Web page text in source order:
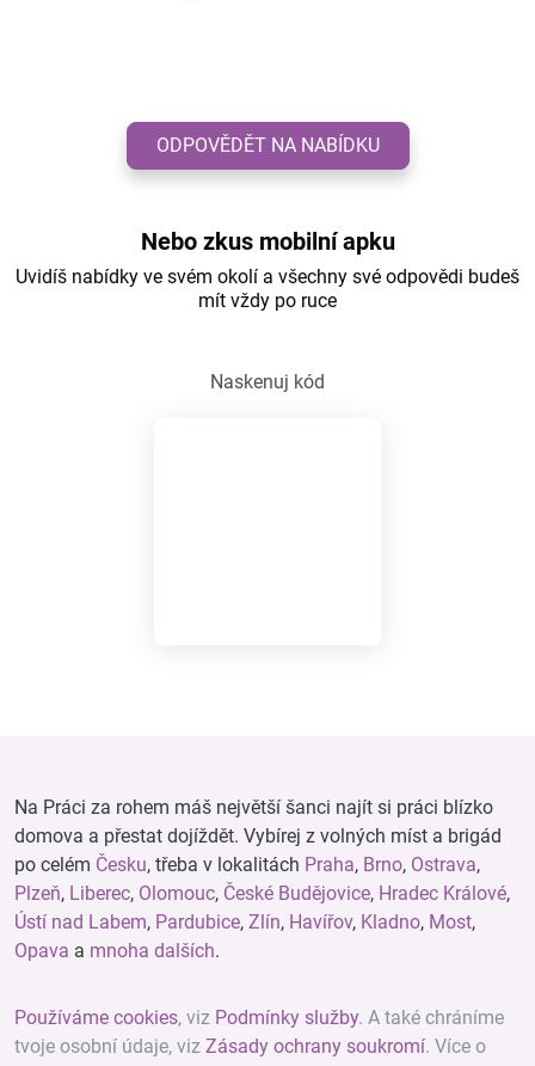
ODPOVĚDĚT NA NABÍDKU
Nebo zkus mobilní apku
Uvidíš nabídky ve svém okolí a všechny své odpovědi budeš
mít vždy po ruce
Naskenuj kód
Na Práci za rohem máš největší šanci najít si práci blízko
domova a přestat dojíždět. Vybírej z volných míst a brigád
po celém Česku, třeba v lokalitách Praha, Brno, Ostrava,
Plzeň, Liberec, Olomouc, České Budějovice, Hradec Králové,
Ústí nad Labem, Pardubice, Zlín, Havířov, Kladno, Most,
Opava a mnoha dalších.
Používáme cookies, viz Podmínky služby. A také chráníme
tvoje osobní údaje, viz Zásady ochrany soukromí. Více o